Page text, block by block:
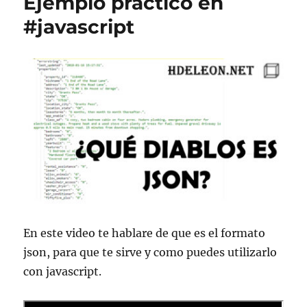
#javascript
En este video te hablare de que es el formato
json, para que te sirve y como puedes utilizarlo
con javascript.